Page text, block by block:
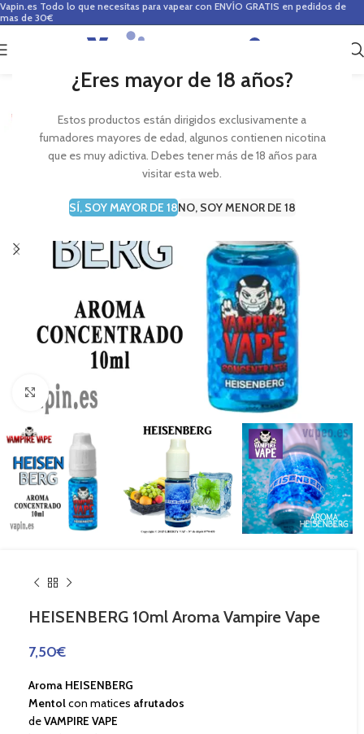
¿Eres mayor de 18 años?
Estos productos están dirigidos exclusivamente a
fumadores mayores de edad, algunos contienen nicotina
que es muy adictiva. Debes tener más de 18 años para
visitar esta web.
SÍ, SOY MAYOR DE 18NO, SOY MENOR DE 18
Vapin.es Todo lo que necesitas para vapear con ENVÍO GRATIS en pedidos de
mas de 30€
0
Haga Click para agrandar
HEISENBERG 10ml Aroma Vampire Vape
7,50€
Aroma HEISENBERG
Mentolcon matices afrutados
deVAMPIRE VAPE